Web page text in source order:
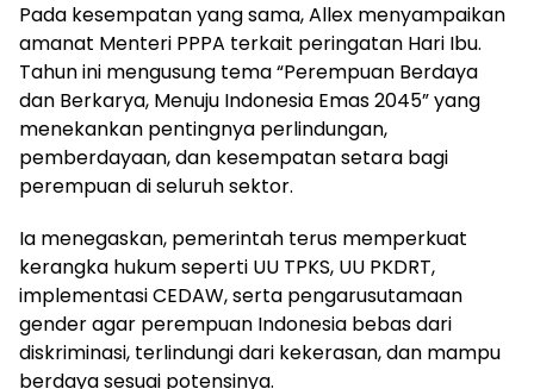
Pada kesempatan yang sama, Allex menyampaikan
amanat Menteri PPPA terkait peringatan Hari Ibu.
Tahun ini mengusung tema “Perempuan Berdaya
dan Berkarya, Menuju Indonesia Emas 2045” yang
menekankan pentingnya perlindungan,
pemberdayaan, dan kesempatan setara bagi
perempuan di seluruh sektor.
Ia menegaskan, pemerintah terus memperkuat
kerangka hukum seperti UU TPKS, UU PKDRT,
implementasi CEDAW, serta pengarusutamaan
gender agar perempuan Indonesia bebas dari
diskriminasi, terlindungi dari kekerasan, dan mampu
berdaya sesuai potensinya.